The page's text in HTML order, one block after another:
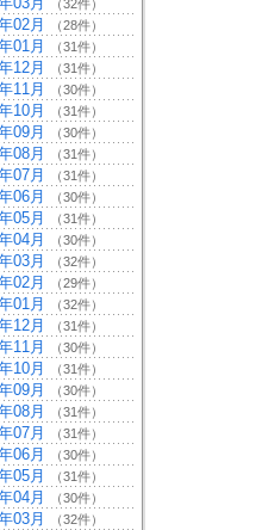
（32件）
02月 （28件）
01月 （31件）
12月 （31件）
11月 （30件）
10月 （31件）
09月 （30件）
08月 （31件）
07月 （31件）
06月 （30件）
05月 （31件）
04月 （30件）
03月 （32件）
02月 （29件）
01月 （32件）
12月 （31件）
11月 （30件）
10月 （31件）
09月 （30件）
08月 （31件）
07月 （31件）
06月 （30件）
05月 （31件）
04月 （30件）
03月 （32件）